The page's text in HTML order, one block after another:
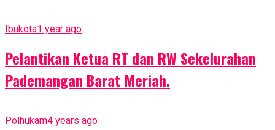
Ibukota1 year ago
Pelantikan Ketua RT dan RW Sekelurahan
Pademangan Barat Meriah.
Polhukam4 years ago